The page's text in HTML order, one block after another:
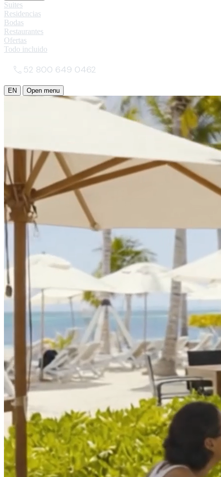
Suites
Residencias
Bodas
Restaurantes
Ofertas
Todo incluido
52 800 649 0462
EN Open menu